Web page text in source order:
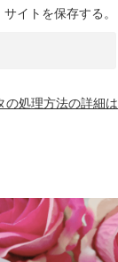
イトを保存する。
の処理方法の詳細は